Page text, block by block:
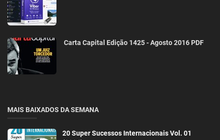
Carta Capital Edição 1425 - Agosto 2016 PDF
MAIS BAIXADOS DA SEMANA
20 Super Sucessos Internacionais Vol. 01